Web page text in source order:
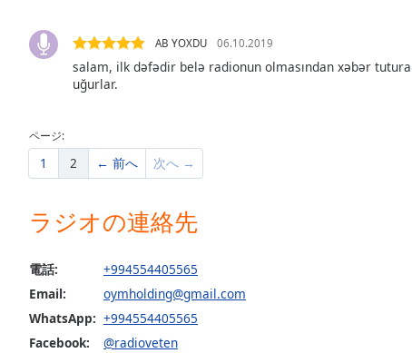
settings
dialog
subtitles
Audio
Picture
modal
window.
AB YOXDU 06.10.2019
salam, ilk dəfədir belə radionun olmasından xəbər
uğurlar.
ページ:
1 2 ← 前へ 次へ →
ラジオの連絡先
電話:
+994554405565
Email:
oymholding@gmail.com
WhatsApp: +994554405565
Facebook:
@radioveten